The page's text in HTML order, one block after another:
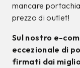
mancare
prezzo di outlet!
Sul nostro e-
eccezionale di
firmati dai